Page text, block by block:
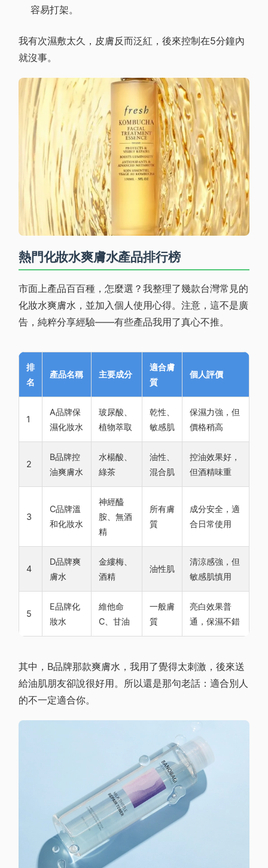
容易打架。
我有次濕敷太久，皮膚反而泛紅，後來控制在5分鐘內
就沒事。
熱門化妝水爽膚水產品排行榜
市面上產品百百種，怎麼選？我整理了幾款台灣常見的
化妝水爽膚水，並加入個人使用心得。注意，這不是廣
告，純粹分享經驗——有些產品我用了真心不推。
排
名
產品名稱 主要成分
適合膚
質
個人評價
1
A品牌保
濕化妝水
玻尿酸、
植物萃取
乾性、
敏感肌
保濕力強，但
價格稍高
2
B品牌控
油爽膚水
水楊酸、
綠茶
油性、
混合肌
控油效果好，
但酒精味重
3
C品牌溫
和化妝水
神經醯
胺、無酒
精
所有膚
質
成分安全，適
合日常使用
4
D品牌爽
膚水
金縷梅、
酒精
油性肌
清涼感強，但
敏感肌慎用
5
E品牌化
妝水
維他命
C、甘油
一般膚
質
亮白效果普
通，保濕不錯
其中，B品牌那款爽膚水，我用了覺得太刺激，後來送
給油肌朋友卻說很好用。所以還是那句老話：適合別人
的不一定適合你。